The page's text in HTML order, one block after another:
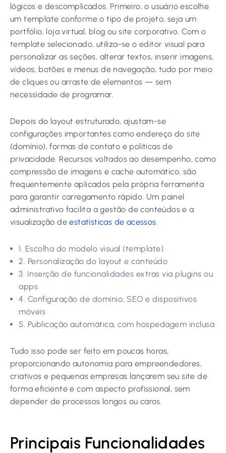
lógicos e descomplicados. Primeiro, o usuário escolhe
um template conforme o tipo de projeto, seja um
portfólio, loja virtual, blog ou site corporativo. Com o
template selecionado, utiliza-se o editor visual para
personalizar as seções, alterar textos, inserir imagens,
vídeos, botões e menus de navegação, tudo por meio
de cliques ou arraste de elementos — sem
necessidade de programar.
Depois do layout estruturado, ajustam-se
configurações importantes como endereço do site
(domínio), formas de contato e políticas de
privacidade. Recursos voltados ao desempenho, como
compressão de imagens e cache automático, são
frequentemente aplicados pela própria ferramenta
para garantir carregamento rápido. Um painel
administrativo facilita a gestão de conteúdos e a
visualização deestatísticas de acessos
1. Escolha do modelo visual (template)
2. Personalização do layout e conteúdo
3. Inserção de funcionalidades extras via plugins ou
apps
4. Configuração de domínio, SEO e dispositivos
móveis
5. Publicação automática, com hospedagem inclusa
Tudo isso pode ser feito em poucas horas,
proporcionando autonomia para empreendedores,
criativos e pequenas empresas lançarem seu site de
forma eficiente e com aspecto profissional, sem
depender de processos longos ou caros.
Principais Funcionalidades